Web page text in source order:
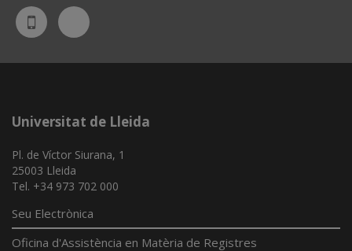
UdL
App
Bluesky
Universitat de Lleida
Pl. de Víctor Siurana, 1
25003 Lleida
Tel. +34 973 702 000
Seu Electrònica
Oficina d'Assistència en Matèria de Registres